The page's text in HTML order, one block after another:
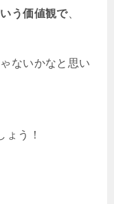
いう価値観で、
ないかなと思い
ょう！